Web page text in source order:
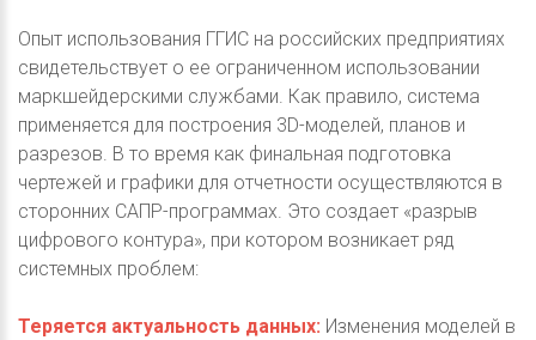
Опыт использования ГГИС на российских предприятиях
свидетельствует о ее ограниченном использовании
маркшейдерскими службами. Как правило, система
применяется для построения 3D-моделей, планов и
разрезов. В то время как финальная подготовка
чертежей и графики для отчетности осуществляются в
сторонних САПР-программах. Это создает «разрыв
цифрового контура», при котором возникает ряд
системных проблем:
Теряется актуальность данных: Изменения моделей в